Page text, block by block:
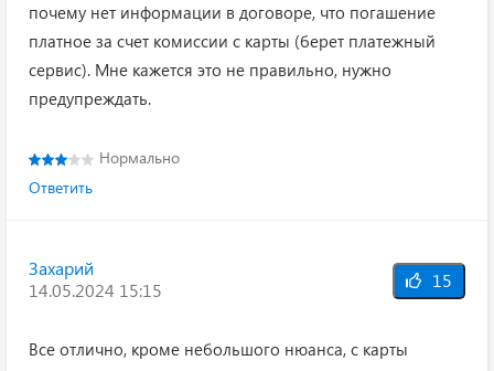
почему нет информации в договоре, что погашение
платное за счет комиссии с карты (берет платежный
сервис). Мне кажется это не правильно, нужно
предупреждать.
Нормально
Ответить
Захарий
14.05.2024 15:15
15
Все отлично, кроме небольшого нюанса, с карты